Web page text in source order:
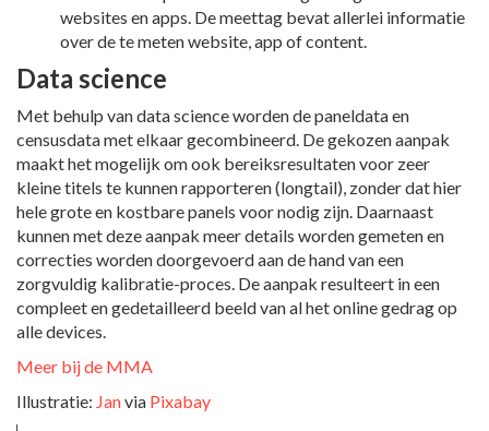
websites en apps. De meettag bevat allerlei informatie
over de te meten website, app of content.
Data science
Met behulp van data science worden de paneldata en
censusdata met elkaar gecombineerd. De gekozen aanpak
maakt het mogelijk om ook bereiksresultaten voor zeer
kleine titels te kunnen rapporteren (longtail), zonder dat hier
hele grote en kostbare panels voor nodig zijn. Daarnaast
kunnen met deze aanpak meer details worden gemeten en
correcties worden doorgevoerd aan de hand van een
zorgvuldig kalibratie-proces. De aanpak resulteert in een
compleet en gedetailleerd beeld van al het online gedrag op
alle devices.
Meer bij de MMA
Illustratie: Janvia Pixabay